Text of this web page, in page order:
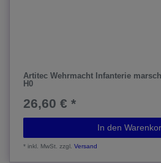
Artitec Wehrmacht Infanterie
H0
26,60 € *
In den
*inkl. MwSt. zzgl.Versand